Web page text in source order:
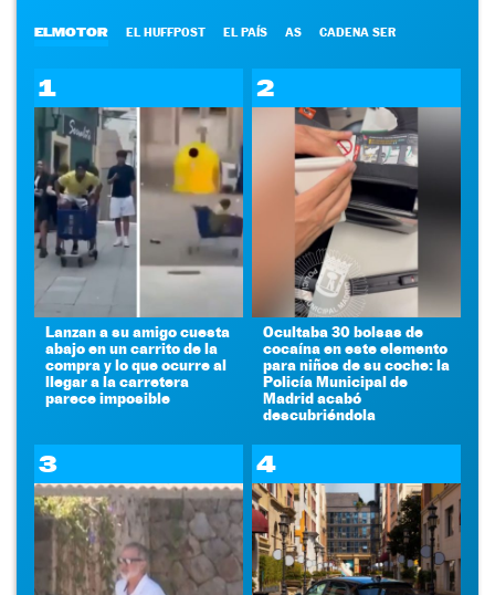
ELMOTOR EL HUFFPOST EL PAÍS AS CADENA SER
1
Lanzan a su amigo cuesta
abajo en un carrito de la
compra y lo que ocurre al
llegar a la carretera
parece imposible
2
Ocultaba 30 bolsas de
cocaína en este elemento
para niños de su coche: la
Policía Municipal de
Madrid acabó
descubriéndola
3 4